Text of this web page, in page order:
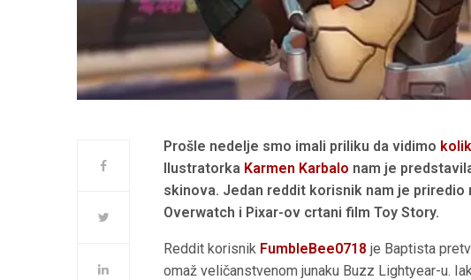
Prošle nedelje smo imali priliku da vidimo
Ilustratorka Karmen Karbalo nam je
skinova. Jedan reddit korisnik nam je
Overwatch i Pixar-ov crtani film Toy Story.
Reddit korisnik FumbleBee0718 je Baptista
omaž veličanstvenom junaku Buzz Lightyear-u.